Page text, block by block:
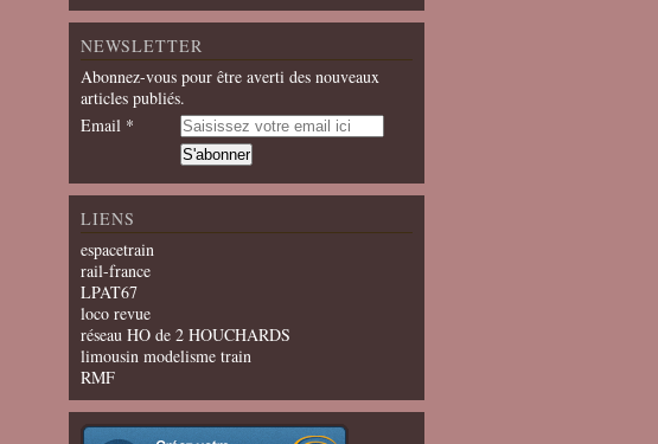
NEWSLETTER
Abonnez-vous pour être averti des nouveaux
articles publiés.
Email
LIENS
espacetrain
rail-france
LPAT67
loco revue
réseau HO de 2 HOUCHARDS
limousin modelisme train
RMF